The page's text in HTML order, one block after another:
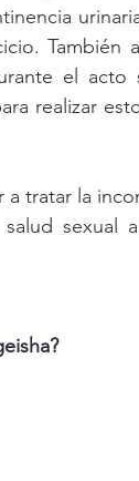
También
realizar
tratar la
sexual